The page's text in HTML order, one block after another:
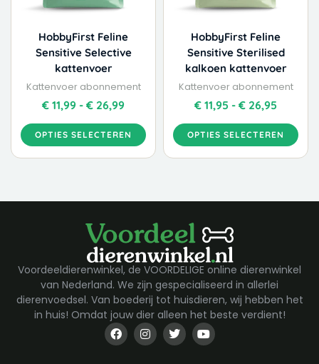
HobbyFirst Feline
Sensitive Selective
kattenvoer
Kattenvoer abonnement
€ 11,99 - € 26,99
OPTIES SELECTEREN
gekozen
worden
op
de
productpagina
HobbyFirst Feline
Sensitive Sterilised
kalkoen kattenvoer
Kattenvoer abonnement
€ 11,95 - € 26,95
OPTIES SELECTEREN
gekozen
worden
op
de
productpagina
Voordeeldierenwinkel, de VOORDELIGE online dierenwinkel
van Nederland. We zijn gespecialiseerd in allerlei
dierenvoedsel. Van boederij tot huisdieren, wij hebben het
in huis! Omdat jouw dier alleen het beste verdient!
F
a
c
I
n
s
T
w
i
Y
o
u